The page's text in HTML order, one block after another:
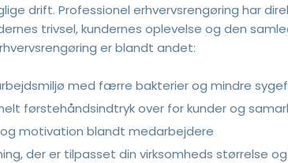
drift. Professionel erhvervsrengøring har
trivsel, kundernes oplevelse og den
er blandt andet:
med færre bakterier og mindre
førstehåndsindtryk over for kunder og
motivation blandt medarbejdere
der er tilpasset din virksomheds størrelse